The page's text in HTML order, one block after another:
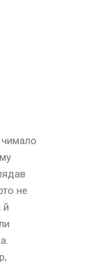
чимало
не
й